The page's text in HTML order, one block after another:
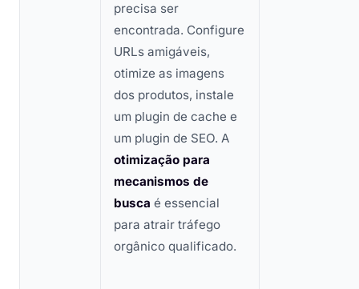
precisa ser
encontrada. Configure
URLs amigáveis,
otimize as imagens
dos produtos, instale
um plugin de cache e
um plugin de SEO. A
otimização para
mecanismos de
busca é essencial
para atrair tráfego
orgânico qualificado.